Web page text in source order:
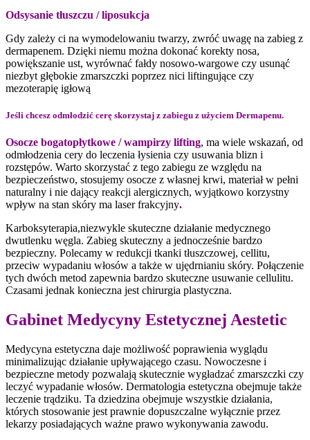
Odsysanie tłuszczu / liposukcja
Gdy zależy ci na wymodelowaniu twarzy, zwróć uwagę na zabieg z
dermapenem. Dzięki niemu można dokonać korekty nosa,
powiększanie ust, wyrównać fałdy nosowo-wargowe czy usunąć
niezbyt głębokie zmarszczki poprzez nici liftingujące czy
mezoterapię igłową
Jeśli chcesz odmłodzić cerę skorzystaj z zabiegu z użyciem Dermapenu.
Osocze bogatopłytkowe / wampirzy lifting, ma wiele wskazań, od
odmłodzenia cery do leczenia łysienia czy usuwania blizn i
rozstępów. Warto skorzystać z tego zabiegu ze względu na
bezpieczeństwo, stosujemy osocze z własnej krwi, materiał w pełni
naturalny i nie dający reakcji alergicznych, wyjątkowo korzystny
wpływ na stan skóry ma laser frakcyjny.
Karboksyterapia,niezwykle skuteczne działanie medycznego
dwutlenku węgla. Zabieg skuteczny a jednocześnie bardzo
bezpieczny. Polecamy w redukcji tkanki tłuszczowej, cellitu,
przeciw wypadaniu włosów a także w ujędrnianiu skóry. Połączenie
tych dwóch metod zapewnia bardzo skuteczne usuwanie cellulitu.
Czasami jednak konieczna jest chirurgia plastyczna.
Gabinet Medycyny Estetycznej Aestetic
Medycyna estetyczna daje możliwość poprawienia wyglądu
minimalizując działanie upływającego czasu. Nowoczesne i
bezpieczne metody pozwalają skutecznie wygładzać zmarszczki czy
leczyć wypadanie włosów. Dermatologia estetyczna obejmuje także
leczenie trądziku. Ta dziedzina obejmuje wszystkie działania,
których stosowanie jest prawnie dopuszczalne wyłącznie przez
lekarzy posiadających ważne prawo wykonywania zawodu.